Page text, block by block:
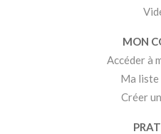
MON
Accéder à
Ma liste
Créer